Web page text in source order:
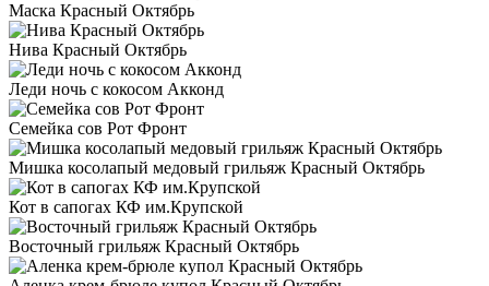
Маска Красный Октябрь
Нива Красный Октябрь
Леди ночь с кокосом Акконд
Семейка сов Рот Фронт
Мишка косолапый медовый грильяж Красный Октябрь
Кот в сапогах КФ им.Крупской
Восточный грильяж Красный Октябрь